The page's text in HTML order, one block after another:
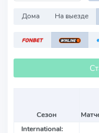
Дома На выезде
Сезон
International: